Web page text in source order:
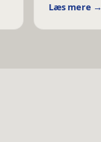
Læs mere →